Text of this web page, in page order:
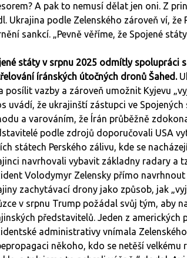
A pak to nemusí dělat jen oni. Z
Ukrajina podle Zelenského zároveň ví,
sankcí. „Pevně věříme, že Spojené
státy v srpnu 2025 odmítly spolupráci
íránských útočných dronů Šahed.
posílit vazby a zároveň umožnit Kyjevu
uvádí, že ukrajinští zástupci ve
a varováním, že Írán průběžně
podle zdrojů doporučovali USA
státech Perského zálivu, kde se
navrhovali vybavit základny radary a
Volodymyr Zelensky přímo
zachytávací drony jako způsob, jak
v srpnu Trump požádal svůj tým, aby
představitelů. Jeden z
administrativy vnímala
někoho, kdo se netěší velkému